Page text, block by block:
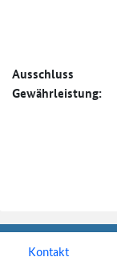
Ausschluss
Gewährleistung:
Kontakt